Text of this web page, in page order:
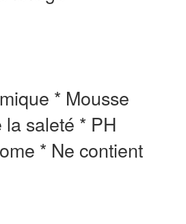
* Mousse
saleté * PH
* Ne contient